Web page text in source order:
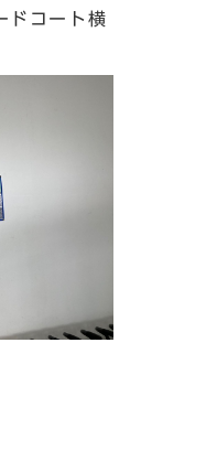
コート横